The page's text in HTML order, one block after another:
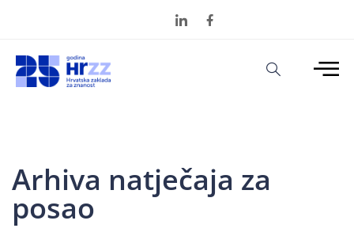
Arhiva natječaja za
posao